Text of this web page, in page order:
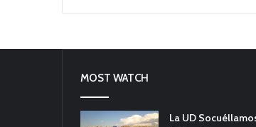
MOST WATCH
La UD